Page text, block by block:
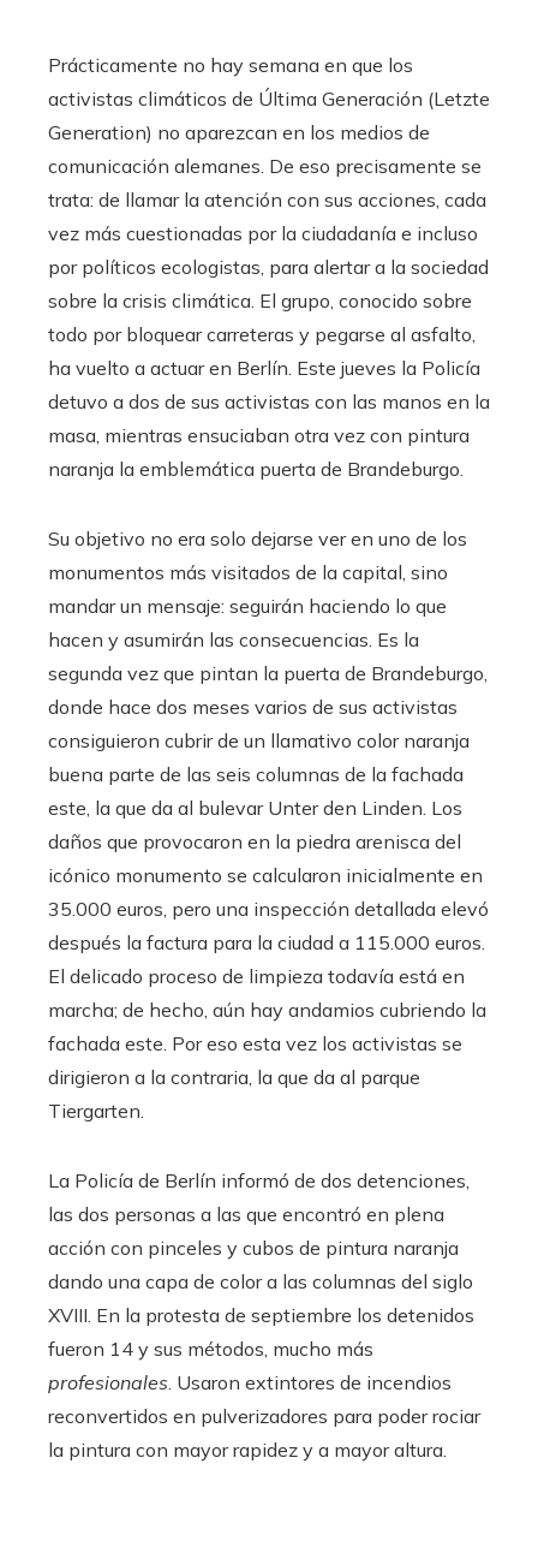
Prácticamente no hay semana en que los
activistas climáticos de Última Generación (Letzte
Generation) no aparezcan en los medios de
comunicación alemanes. De eso precisamente se
trata: de llamar la atención con sus acciones, cada
vez más cuestionadas por la ciudadanía e incluso
por políticos ecologistas, para alertar a la sociedad
sobre la crisis climática. El grupo, conocido sobre
todo por bloquear carreteras y pegarse al asfalto,
ha vuelto a actuar en Berlín. Este jueves la Policía
detuvo a dos de sus activistas con las manos en la
masa, mientras ensuciaban otra vez con pintura
naranja la emblemática puerta de Brandeburgo.
Su objetivo no era solo dejarse ver en uno de los
monumentos más visitados de la capital, sino
mandar un mensaje: seguirán haciendo lo que
hacen y asumirán las consecuencias. Es la
segunda vez que pintan la puerta de Brandeburgo,
donde hace dos meses varios de sus activistas
consiguieron cubrir de un llamativo color naranja
buena parte de las seis columnas de la fachada
este, la que da al bulevar Unter den Linden. Los
daños que provocaron en la piedra arenisca del
icónico monumento se calcularon inicialmente en
35.000 euros, pero una inspección detallada elevó
después la factura para la ciudad a 115.000 euros.
El delicado proceso de limpieza todavía está en
marcha; de hecho, aún hay andamios cubriendo la
fachada este. Por eso esta vez los activistas se
dirigieron a la contraria, la que da al parque
Tiergarten.
La Policía de Berlín informó de dos detenciones,
las dos personas a las que encontró en plena
acción con pinceles y cubos de pintura naranja
dando una capa de color a las columnas del siglo
XVIII. En la protesta de septiembre los detenidos
fueron 14 y sus métodos, mucho más
profesionales . Usaron extintores de incendios
reconvertidos en pulverizadores para poder rociar
la pintura con mayor rapidez y a mayor altura.